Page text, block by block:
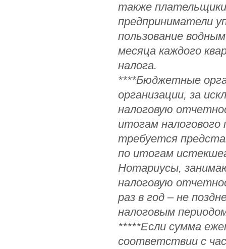
также
предприниматели
пользование
месяца каждого
налога.
****Бюджетные
организации, за
налоговую
итогам налогового
требуется
по итогам
Нотариусы,
налоговую
раз в год – не
налоговым
*****Если сумма
соответствии с